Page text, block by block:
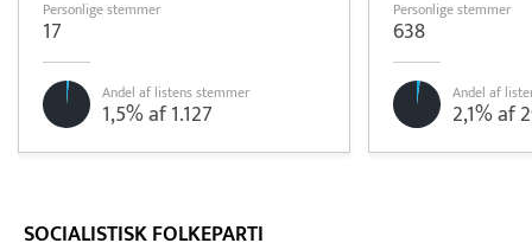
Personlige stemmer
17
Andel af listens stemmer
1,5% af 1.127
Personlige stemmer
638
Andel af
2,1% af
SOCIALISTISK FOLKEPARTI